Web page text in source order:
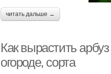
читать дальше →
Как вырастить
огороде, сорта